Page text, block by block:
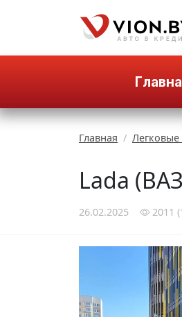
Главная
Lada
26.02.2025 2011